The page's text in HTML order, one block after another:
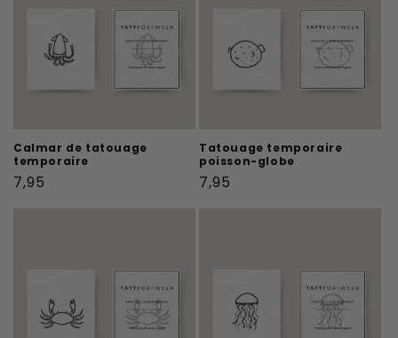
Calmar de tatouage
temporaire
Prix
7,95
Tatouage temporaire
poisson-globe
Prix
7,95